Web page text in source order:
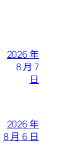
2026 年
8 月 7
日
2026 年
8 月 6 日